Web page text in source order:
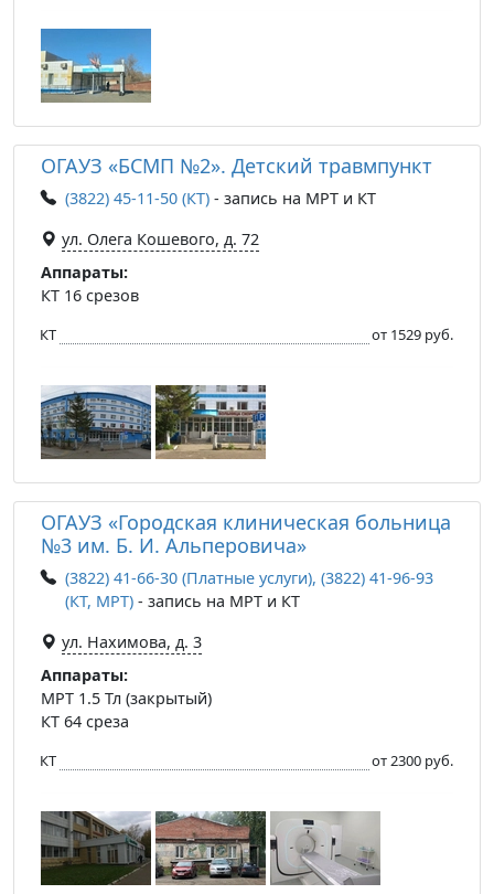
ОГАУЗ «БСМП №2». Детский травмпункт
(3822) 45-11-50 (КТ) - запись на МРТ и КТ
ул. Олега Кошевого, д. 72
Аппараты:
КТ 16 срезов
КТ от 1529 руб.
ОГАУЗ «Городская клиническая больница
№3 им. Б. И. Альперовича»
(3822) 41-66-30 (Платные услуги), (3822) 41-96-93
(КТ, МРТ) - запись на МРТ и КТ
ул. Нахимова, д. 3
Аппараты:
МРТ 1.5 Тл (закрытый)
КТ 64 среза
КТ от 2300 руб.